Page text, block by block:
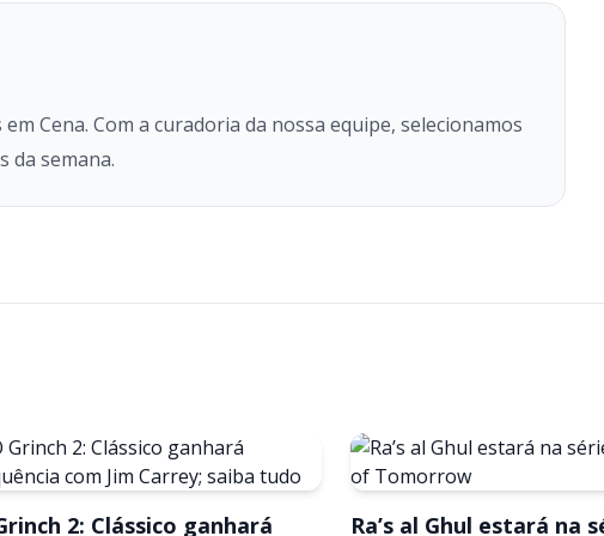
Cena. Com a curadoria da nossa equipe, selecionamos
da semana.
2: Clássico ganhará Ra’s al Ghul estará na